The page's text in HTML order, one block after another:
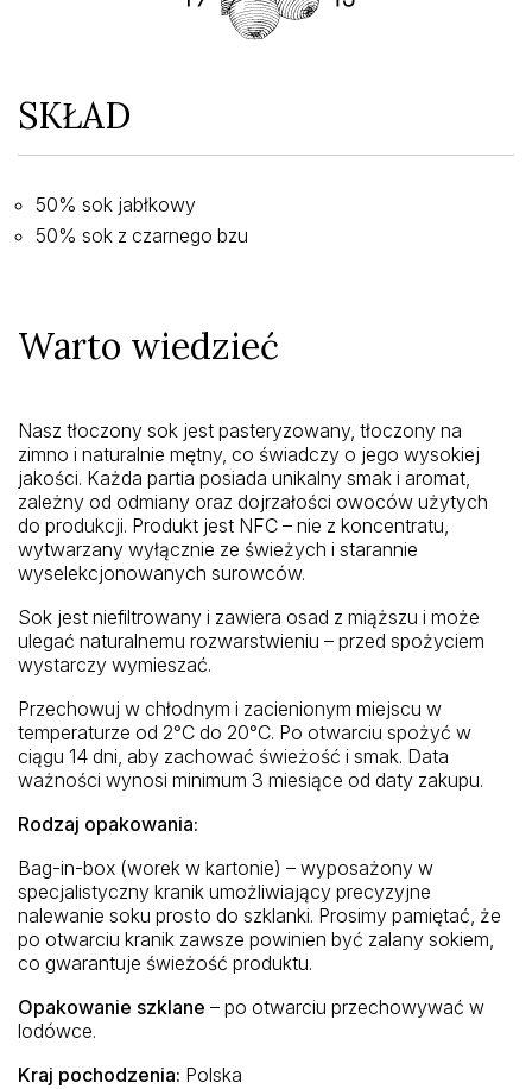
SKŁAD
50% sok jabłkowy
50% sok z czarnego bzu
Warto wiedzieć
Nasz tłoczony sok jest pasteryzowany, tłoczony na
zimno i naturalnie mętny, co świadczy o jego wysokiej
jakości. Każda partia posiada unikalny smak i aromat,
zależny od odmiany oraz dojrzałości owoców użytych
do produkcji. Produkt jest NFC – nie z koncentratu,
wytwarzany wyłącznie ze świeżych i starannie
wyselekcjonowanych surowców.
Sok jest niefiltrowany i zawiera osad z miąższu i może
ulegać naturalnemu rozwarstwieniu – przed spożyciem
wystarczy wymieszać.
Przechowuj w chłodnym i zacienionym miejscu w
temperaturze od 2°C do 20°C. Po otwarciu spożyć w
ciągu 14 dni, aby zachować świeżość i smak. Data
ważności wynosi minimum 3 miesiące od daty zakupu.
Rodzaj opakowania:
Bag-in-box (worek w kartonie) – wyposażony w
specjalistyczny kranik umożliwiający precyzyjne
nalewanie soku prosto do szklanki. Prosimy pamiętać, że
po otwarciu kranik zawsze powinien być zalany sokiem,
co gwarantuje świeżość produktu.
Opakowanie szklane – po otwarciu przechowywać w
lodówce.
Kraj pochodzenia: Polska